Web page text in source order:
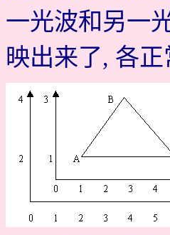
一光波和另一
映出来了, 各